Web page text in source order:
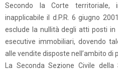
Secondo la Corte territoriale,
inapplicabile il d.P.R. 6 giugno
esclude la nullità degli atti posti in
esecutive immobiliari, dovendo
alle vendite disposte nell’ambito di
La Seconda Sezione Civile